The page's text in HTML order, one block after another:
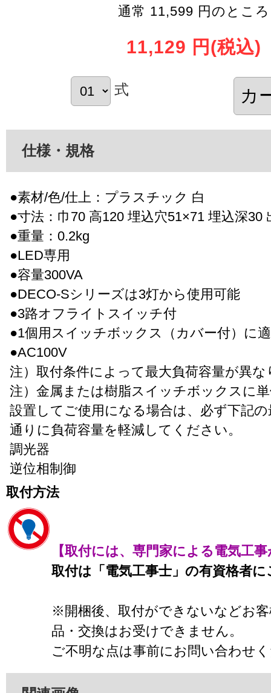
通常 11,599 円のところ
11,129 円 (税込)
式
仕様・規格
●素材/色/仕上：プラスチック 白
●寸法：巾70 高120 埋込穴51×71 埋込深30
●重量：0.2kg
●LED専用
●容量300VA
●DECO-Sシリーズは3灯から使用可能
●3路オフライトスイッチ付
●1個用スイッチボックス（カバー付）に
●AC100V
注）取付条件によって最大負荷容量が異な
注）金属または樹脂スイッチボックスに
設置してご使用になる場合は、必ず下記
通りに負荷容量を軽減してください。
調光器
逆位相制御
取付方法
【取付には、専門家による電気工
取付は「電気工事士」の有資格者
※開梱後、取付ができないなどお
品・交換はお受けできません。
ご不明な点は事前にお問い合わせ